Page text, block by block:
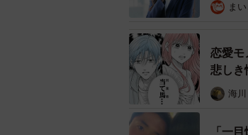
超鈍感ボディビル
ま
恋愛モ
悲しき
海川
「一